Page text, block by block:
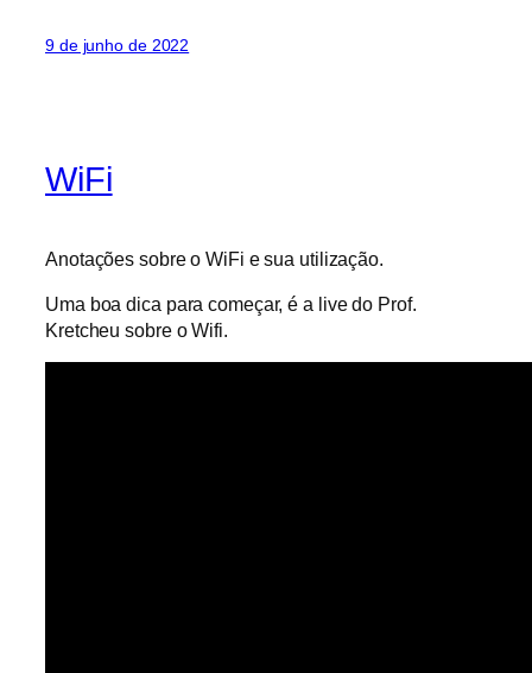
9 de junho de 2022
WiFi
Anotações sobre o WiFi e sua utilização.
Uma boa dica para começar, é a live do Prof.
Kretcheu sobre o Wifi.